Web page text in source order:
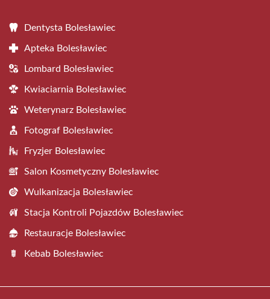
Dentysta Bolesławiec
Apteka Bolesławiec
Lombard Bolesławiec
Kwiaciarnia Bolesławiec
Weterynarz Bolesławiec
Fotograf Bolesławiec
Fryzjer Bolesławiec
Salon Kosmetyczny Bolesławiec
Wulkanizacja Bolesławiec
Stacja Kontroli Pojazdów Bolesławiec
Restauracje Bolesławiec
Kebab Bolesławiec